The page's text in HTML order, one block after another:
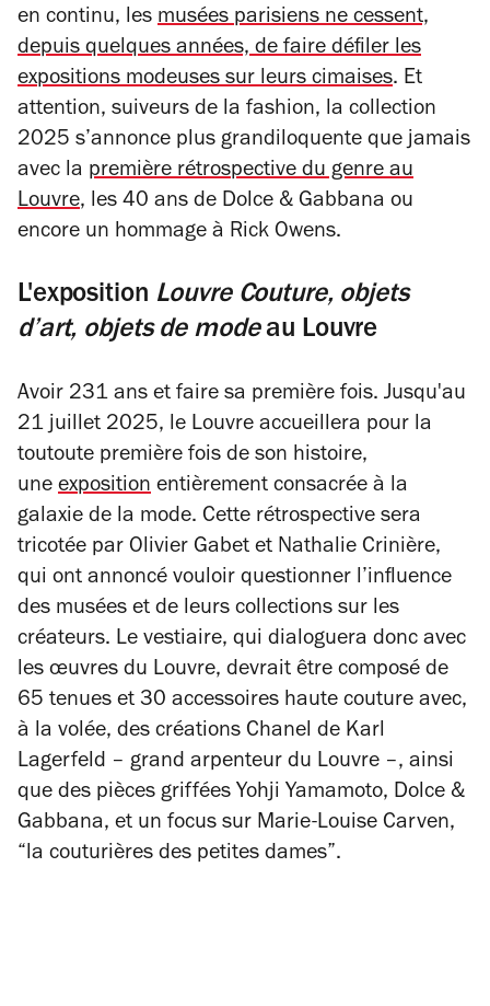
en continu, les musées parisiens ne cessent,
depuis quelques années, de faire défiler les
expositions modeuses sur leurs cimaises. Et
attention, suiveurs de la fashion, la collection
2025 s’annonce plus grandiloquente que jamais
avec la première rétrospective du genre au
Louvre, les 40 ans de Dolce & Gabbana ou
encore un hommage à Rick Owens.
L'exposition Louvre Couture, objets
d’art, objets de modeau Louvre
Avoir 231 ans et faire sa première fois. Jusqu'au
21 juillet 2025, le Louvre accueillera pour la
toutoute première fois de son histoire,
une exposition entièrement consacrée à la
galaxie de la mode. Cette rétrospective sera
tricotée par Olivier Gabet et Nathalie Crinière,
qui ont annoncé vouloir questionner l’influence
des musées et de leurs collections sur les
créateurs. Le vestiaire, qui dialoguera donc avec
les œuvres du Louvre, devrait être composé de
65 tenues et 30 accessoires haute couture avec,
à la volée, des créations Chanel de Karl
Lagerfeld – grand arpenteur du Louvre –, ainsi
que des pièces griffées Yohji Yamamoto, Dolce &
Gabbana, et un focus sur Marie-Louise Carven,
“la couturières des petites dames”.